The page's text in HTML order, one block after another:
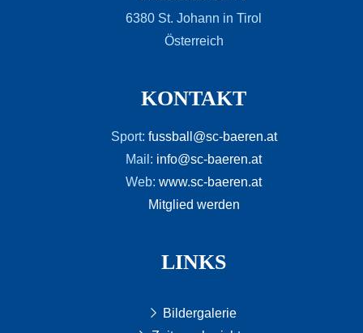
6380 St. Johann in Tirol
Österreich
KONTAKT
Sport: fussball@sc-baeren.at
Mail: info@sc-baeren.at
Web: www.sc-baeren.at
Mitglied werden
LINKS
Bildergalerie